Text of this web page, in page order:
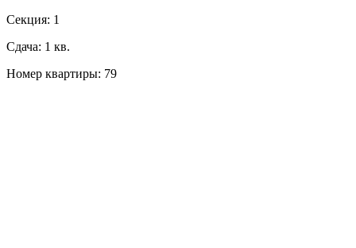
Секция: 1
Сдача: 1 кв.
Номер квартиры: 79